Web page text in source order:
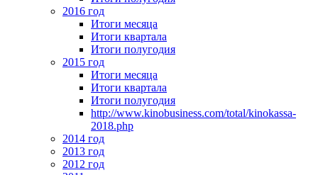
2016 год
Итоги месяца
Итоги квартала
Итоги полугодия
2015 год
Итоги месяца
Итоги квартала
Итоги полугодия
http://www.kinobusiness.com/total/kinokassa-
2018.php
2014 год
2013 год
2012 год